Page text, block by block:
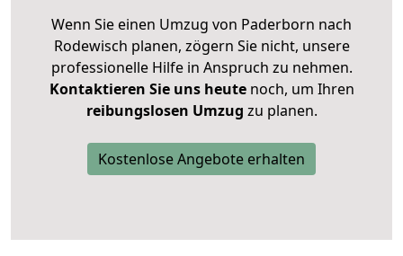
Wenn Sie einen Umzug von Paderborn nach
Rodewisch planen, zögern Sie nicht, unsere
professionelle Hilfe in Anspruch zu nehmen.
Kontaktieren Sie uns heutenoch, um Ihren
reibungslosen Umzug zu planen.
Kostenlose Angebote erhalten